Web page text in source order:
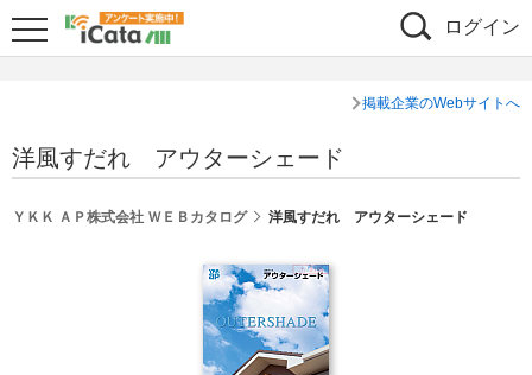
ログイン
掲載企業のWebサイトへ
洋風すだれ アウターシェード
ＹＫＫ ＡＰ株式会社 ＷＥＢカタログ 洋風すだれ アウターシェード